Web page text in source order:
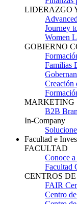
LIDERAZGO
Journey
Women
GOBIERNO
Familias
Creación
MARKETING
B2B
In-Company
Facultad e
FACULTAD
Conoce
Facultad
CENTROS
FAIR
Centro